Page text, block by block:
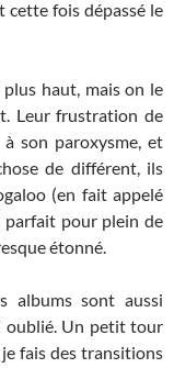
fois dépassé le
haut, mais on le
Leur frustration de
son paroxysme, et
de différent, ils
(en fait appelé
parfait pour plein de
étonné.
albums sont aussi
oublié. Un petit tour
fais des transitions